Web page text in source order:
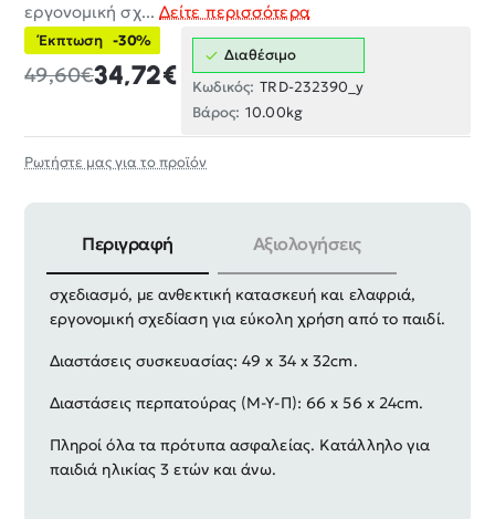
εργονομική σχ...Δείτε περισσότερα
Έκπτωση -30%
34,72€
49,60€
Διαθέσιμο
Κωδικός: TRD-232390_y
Βάρος: 10.00kg
Ρωτήστε μας για το προϊόν
Περιγραφή Αξιολογήσεις
Παιδική περπατούρα σε υπέροχο πολύχρωμο
σχεδιασμό, με ανθεκτική κατασκευή και ελαφριά,
εργονομική σχεδίαση για εύκολη χρήση από το παιδί.
Διαστάσεις συσκευασίας: 49 x 34 x 32cm.
Διαστάσεις περπατούρας (Μ-Υ-Π): 66 x 56 x 24cm.
Πληροί όλα τα πρότυπα ασφαλείας. Κατάλληλο για
παιδιά ηλικίας 3 ετών και άνω.